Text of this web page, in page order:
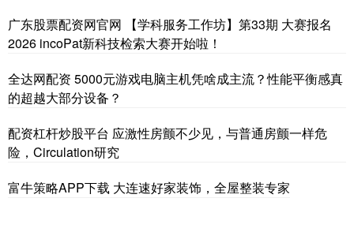
广东股票配资网官网 【学科服务工作坊】️第33期 大赛报名
2026 incoPat新科技检索大赛开始啦！
全达网配资 5000元游戏电脑主机凭啥成主流？性能平衡感真
的超越大部分设备？
配资杠杆炒股平台 应激性房颤不少见，与普通房颤一样危
险，Circulation研究
富牛策略APP下载 大连速好家装饰，全屋整装专家